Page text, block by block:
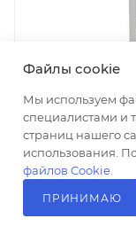
Комплект Ideal
Файлы cookie
Мы используем
специалистами и
страниц нашего
использования.
файлов Cookie
ПРИНИМАЮ